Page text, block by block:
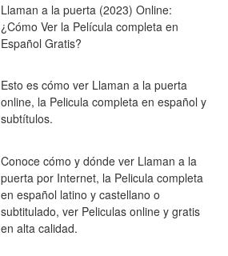
Llaman a la puerta (2023) Online:
¿Cómo Ver la Película completa en
Español Gratis?
Esto es cómo ver Llaman a la puerta
online, la Pelicula completa en español y
subtítulos.
Conoce cómo y dónde ver Llaman a la
puerta por Internet, la Pelicula completa
en español latino y castellano o
subtitulado, ver Peliculas online y gratis
en alta calidad.